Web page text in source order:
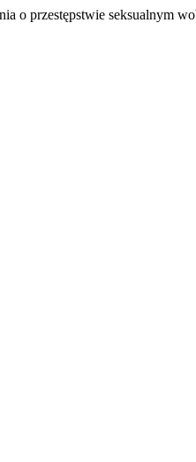
o przestępstwie seksualnym